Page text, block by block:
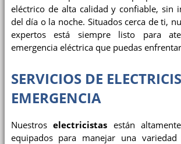
eléctrico de alta calidad y confiable, sin
del día o la noche. Situados cerca de ti,
expertos está siempre listo para
emergencia eléctrica que puedas
SERVICIOS DE
EMERGENCIA
Nuestroselectricistas están
equipados para manejar una variedad